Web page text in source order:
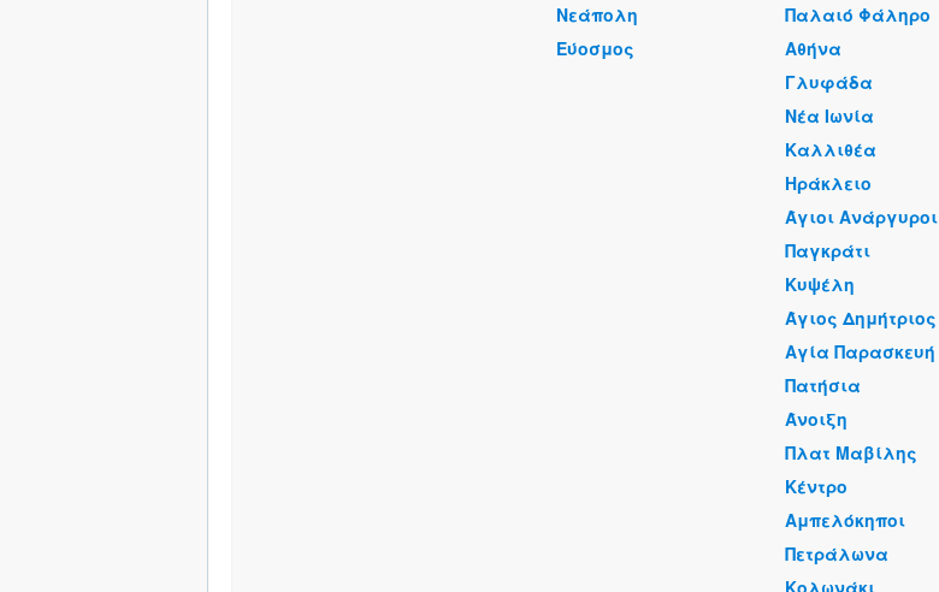
Νεάπολη
Εύοσμος
Παλαιό Φάληρο
Αθήνα
Γλυφάδα
Νέα Ιωνία
Καλλιθέα
Ηράκλειο
Άγιοι Ανάργυροι
Παγκράτι
Κυψέλη
Άγιος Δημήτριος
Αγία Παρασκευή
Πατήσια
Άνοιξη
Πλατ Μαβίλης
Κέντρο
Αμπελόκηποι
Πετράλωνα
Κολωνάκι